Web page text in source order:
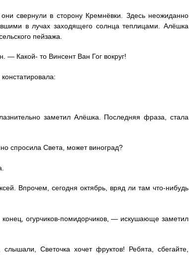
свернули в сторону Кремнёвки. Здесь неожиданно
в лучах заходящего солнца теплицами. Алёшка
пейзажа.
— Какой- то Винсент Ван Гог вокруг!
заметил Алёшка. Последняя фраза, стала
спросила Света, может виноград?
Впрочем, сегодня октябрь, вряд ли там что-нибудь
огурчиков-помидорчиков, — искушающе заметил
Светочка хочет фруктов! Ребята, сбегайте,